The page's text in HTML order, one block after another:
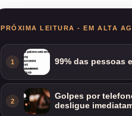
PRÓXIMA LEITURA - EM ALTA
1 99% das pessoas
2
Golpes por
desligue